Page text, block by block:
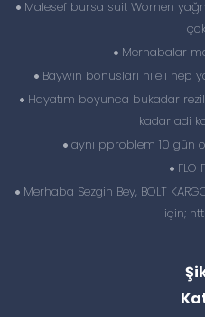
Malesef bursa suit Women
Merhabalar
Baywin bonuslari hileli hep
Hayatım boyunca bukadar
kadar adi
aynı pproblem 10 gün
FLO
Merhaba Sezgin Bey, BOLT
için;